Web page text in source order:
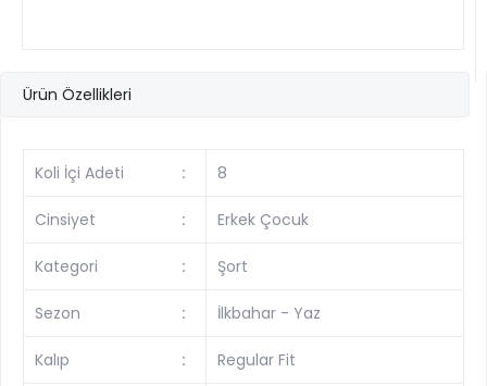
Ürün Özellikleri
Koli İçi Adeti : 8
Cinsiyet : Erkek Çocuk
Kategori : Şort
Sezon : İlkbahar - Yaz
Kalıp : Regular Fit